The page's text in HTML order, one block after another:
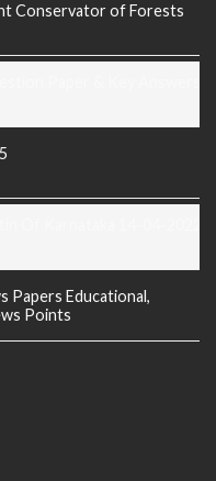
Conservator of Forests
Papers Educational,
Points